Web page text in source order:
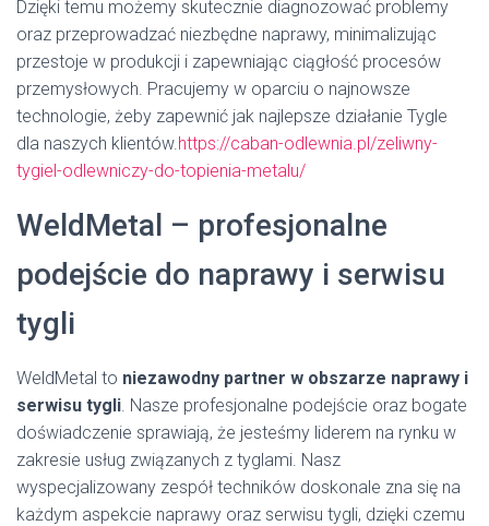
Dzięki temu możemy skutecznie diagnozować problemy
oraz przeprowadzać niezbędne naprawy, minimalizując
przestoje w produkcji i zapewniając ciągłość procesów
przemysłowych. Pracujemy w oparciu o najnowsze
technologie, żeby zapewnić jak najlepsze działanie Tygle
dla naszych klientów.https://caban-odlewnia.pl/zeliwny-
tygiel-odlewniczy-do-topienia-metalu/
WeldMetal – profesjonalne
podejście do naprawy i serwisu
tygli
WeldMetal to niezawodny partner w obszarze naprawy i
serwisu tygli. Nasze profesjonalne podejście oraz bogate
doświadczenie sprawiają, że jesteśmy liderem na rynku w
zakresie usług związanych z tyglami. Nasz
wyspecjalizowany zespół techników doskonale zna się na
każdym aspekcie naprawy oraz serwisu tygli, dzięki czemu